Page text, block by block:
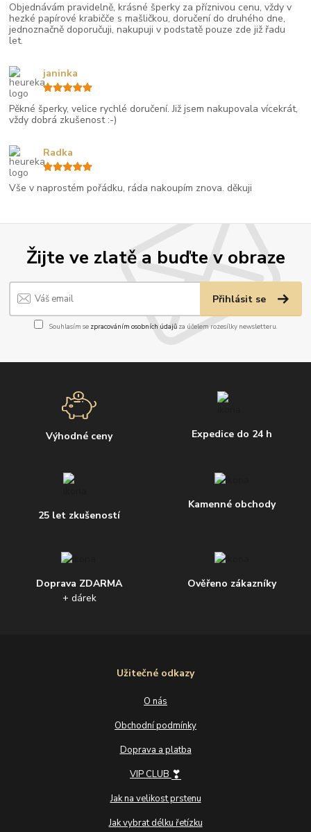
Žijte ve zlatě a buďte v obraze
Přihlásit se
Souhlasím se zpracováním osobních údajůza účelem rozesílky newsletteru.
Výhodné ceny Expedice do 24 h
25 let zkušeností
Kamenné obchody
Doprava ZDARMA
+ dárek
Ověřeno zákazníky
Užitečné odkazy
O nás
Obchodní podmínky
Doprava a platba
VIP CLUB ❣
Jak na velikost prstenu
Jak vybrat délku řetízku
Objednávám pravidelně, krásné šperky za příznivou cenu, vždy v
hezké papírové krabičče s mašličkou, doručení do druhého dne,
jednoznačně doporučuji, nakupuji v podstatě pouze zde již řadu
let.
Pěkné šperky, velice rychlé doručení. Již jsem nakupovala vícekrát,
vždy dobrá zkušenost :-)
janinka
Vše v naprostém pořádku, ráda nakoupím znova. děkuji
Radka